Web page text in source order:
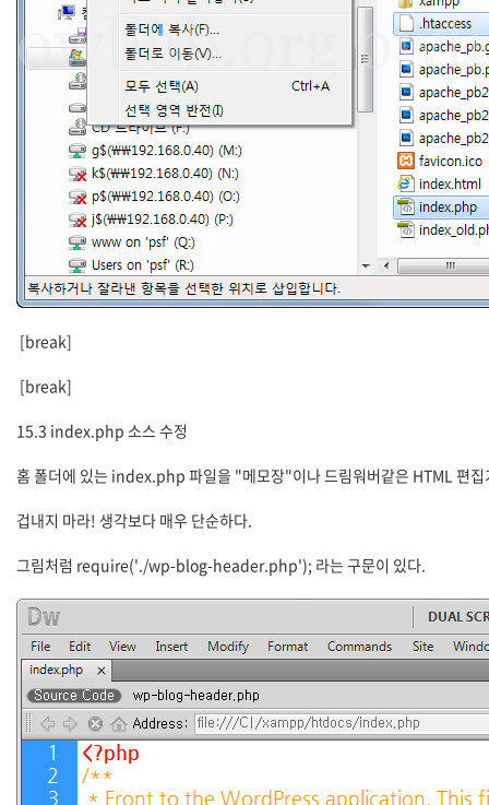
[break]
[break]
15.3 index.php 소스 수정
홈 폴더에 있는 index.php 파일을 "메모장"이나 드림워버같은 HTML 편집
겁내지 마라! 생각보다 매우 단순하다.
그림처럼 require('./wp-blog-header.php'); 라는 구문이 있다.